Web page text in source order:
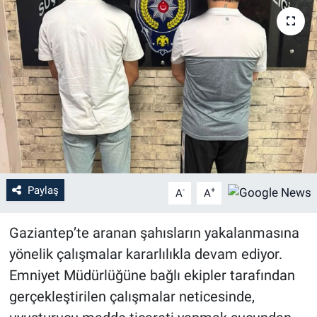
Paylaş A- A+
Gaziantep’te aranan şahısların yakalanmasına
yönelik çalışmalar kararlılıkla devam ediyor.
Emniyet Müdürlüğüne bağlı ekipler tarafından
gerçekleştirilen çalışmalar neticesinde,